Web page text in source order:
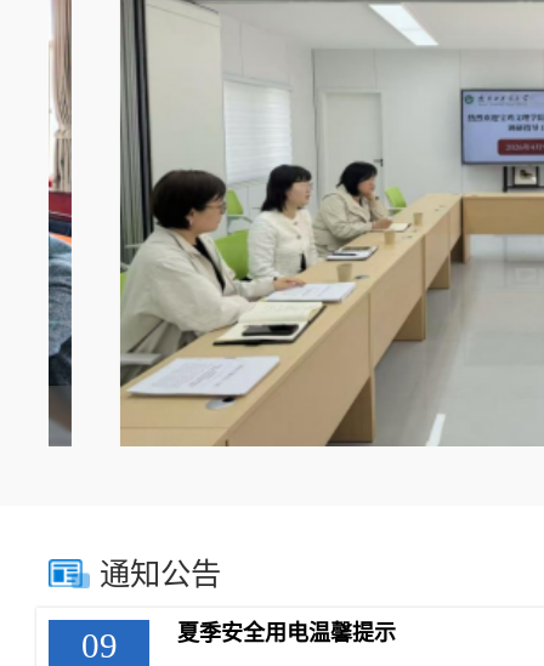
资产经营公司前往陕西中医药大学开展专题调研
通知公告
09 夏季安全用电温馨提示